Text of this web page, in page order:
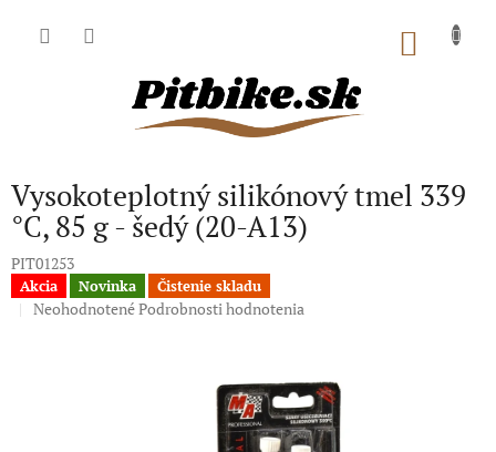
Vysokoteplotný silikónový tmel 339
°C, 85 g - šedý (20-A13)
PIT01253
Akcia Novinka Čistenie skladu
Priemerné
NeohodnotenéPodrobnosti hodnotenia